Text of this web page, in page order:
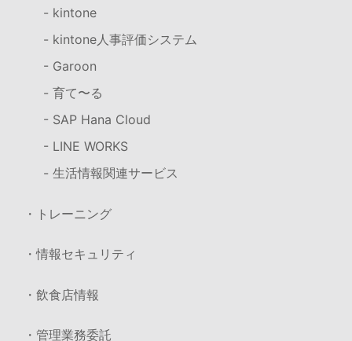
- kintone
- kintone人事評価システム
- Garoon
- 育て〜る
- SAP Hana Cloud
- LINE WORKS
- 生活情報関連サービス
・トレーニング
・情報セキュリティ
・飲食店情報
・管理業務委託